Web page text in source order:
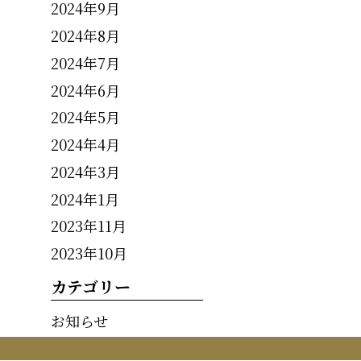
2024年9月
2024年8月
2024年7月
2024年6月
2024年5月
2024年4月
2024年3月
2024年1月
2023年11月
2023年10月
カテゴリー
お知らせ